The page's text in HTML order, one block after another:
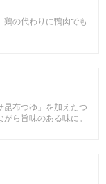
の代わりに鴨肉でも
昆布つゆ」を加えたつ
ら旨味のある味に。